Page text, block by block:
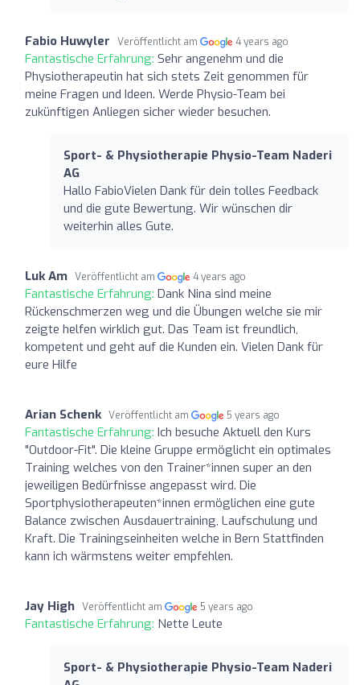
Fabio Huwyler Veröffentlicht am 4 years ago
Fantastische Erfahrung: Sehr angenehm und die
Physiotherapeutin hat sich stets Zeit genommen für
meine Fragen und Ideen. Werde Physio-Team bei
zukünftigen Anliegen sicher wieder besuchen.
Sport- & Physiotherapie Physio-Team Naderi
AG
Hallo FabioVielen Dank für dein tolles Feedback
und die gute Bewertung. Wir wünschen dir
weiterhin alles Gute.
Luk Am Veröffentlicht am 4 years ago
Fantastische Erfahrung: Dank Nina sind meine
Rückenschmerzen weg und die Übungen welche sie mir
zeigte helfen wirklich gut. Das Team ist freundlich,
kompetent und geht auf die Kunden ein. Vielen Dank für
eure Hilfe
Arian Schenk Veröffentlicht am 5 years ago
Fantastische Erfahrung: Ich besuche Aktuell den Kurs
"Outdoor-Fit". Die kleine Gruppe ermöglicht ein optimales
Training welches von den Trainer*innen super an den
jeweiligen Bedürfnisse angepasst wird. Die
Sportphysiotherapeuten*innen ermöglichen eine gute
Balance zwischen Ausdauertraining, Laufschulung und
Kraft. Die Trainingseinheiten welche in Bern Stattfinden
kann ich wärmstens weiter empfehlen.
Jay High Veröffentlicht am 5 years ago
Fantastische Erfahrung: Nette Leute
Sport- & Physiotherapie Physio-Team Naderi